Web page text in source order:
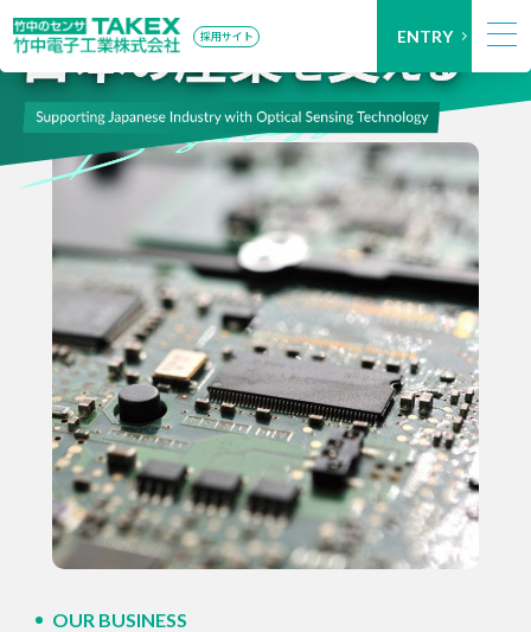
採用サイト ENTRY
OUR BUSINESS